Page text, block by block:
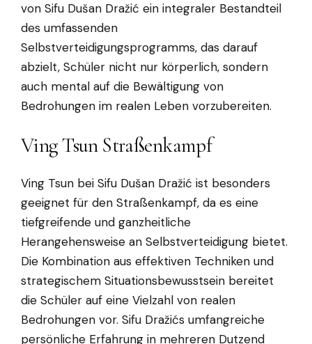
von Sifu Dušan Dražić ein integraler Bestandteil
des umfassenden
Selbstverteidigungsprogramms, das darauf
abzielt, Schüler nicht nur körperlich, sondern
auch mental auf die Bewältigung von
Bedrohungen im realen Leben vorzubereiten.
Ving Tsun Straßenkampf
Ving Tsun bei Sifu Dušan Dražić ist besonders
geeignet für den Straßenkampf, da es eine
tiefgreifende und ganzheitliche
Herangehensweise an Selbstverteidigung bietet.
Die Kombination aus effektiven Techniken und
strategischem Situationsbewusstsein bereitet
die Schüler auf eine Vielzahl von realen
Bedrohungen vor. Sifu Dražićs umfangreiche
persönliche Erfahrung in mehreren Dutzend